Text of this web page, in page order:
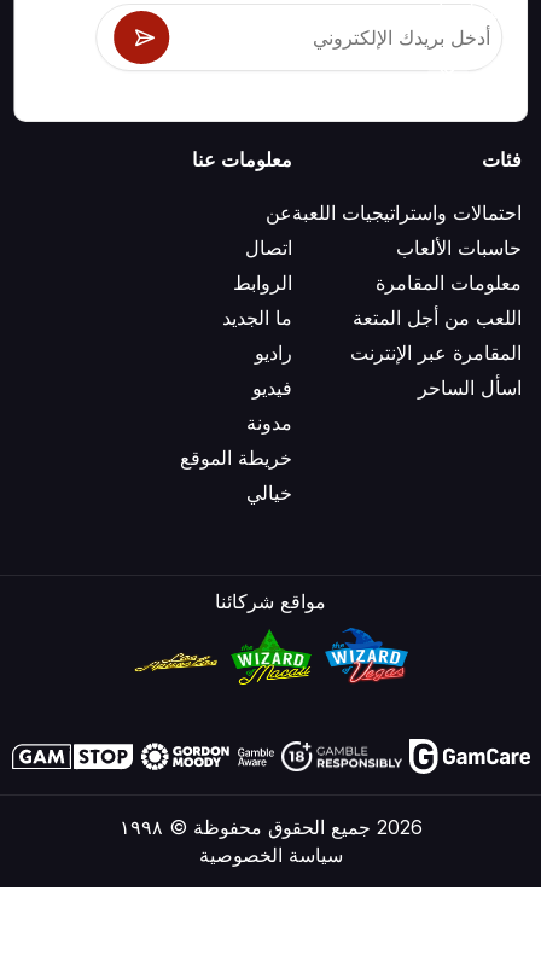
يمكن لعبها.
فئات
احتمالات واستراتيجيات اللعبة
حاسبات الألعاب
معلومات المقامرة
اللعب من أجل المتعة
المقامرة عبر الإنترنت
اسأل الساحر
معلومات عنا
عن
اتصال
الروابط
ما الجديد
راديو
فيديو
مدونة
خريطة الموقع
خيالي
مواقع شركائنا
2026 جميع الحقوق محفوظة © ١٩٩٨
سياسة الخصوصية